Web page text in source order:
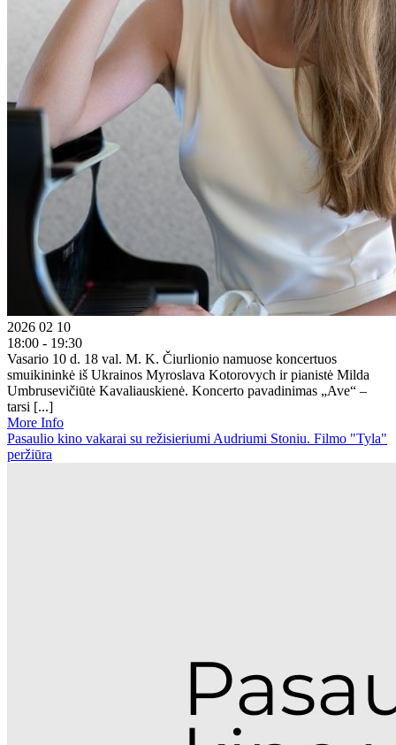
2026 02 10
18:00 - 19:30
Vasario 10 d. 18 val. M. K. Čiurlionio namuose koncertuos
smuikininkė iš Ukrainos Myroslava Kotorovych ir pianistė Milda
Umbrusevičiūtė Kavaliauskienė. Koncerto pavadinimas „Ave“ –
tarsi [...]
More Info
Pasaulio kino vakarai su režisieriumi Audriumi Stoniu. Filmo "Tyla"
peržiūra